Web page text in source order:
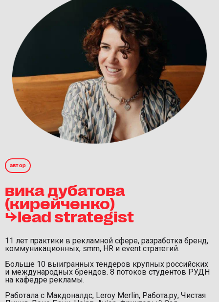
автор
вика дубатова
(кирейченко)
⮡lead strategist
11 лет практики в рекламной сфере, разработка бренд,
коммуникационных, smm, HR и event стратегий.
Больше 10 выигранных тендеров крупных российских
и международных брендов. 8 потоков студентов РУДН
на кафедре рекламы.
Работала с Макдоналдс, Leroy Merlin, Работа.ру, Чистая